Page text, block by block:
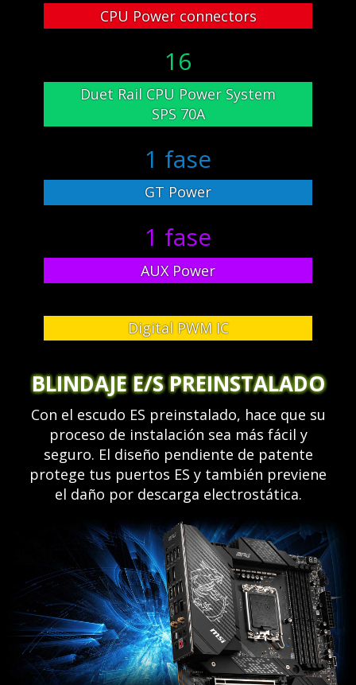
CPU Power connectors
16
Duet Rail CPU Power System
SPS 70A
1 fase
GT Power
1 fase
AUX Power
Digital PWM IC
BLINDAJE E/S PREINSTALADO
Con el escudo ES preinstalado, hace que su
proceso de instalación sea más fácil y
seguro. El diseño pendiente de patente
protege tus puertos ES y también previene
el daño por descarga electrostática.